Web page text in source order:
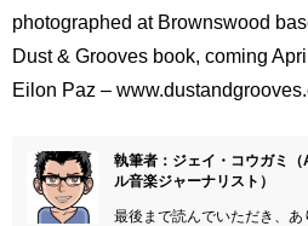
photographed at Brownswood
Dust & Grooves book, coming
Eilon Paz –
執筆者：ジェイ・コウガミ
ル音楽ジャーナリスト）
最後まで読んでいただき、あ